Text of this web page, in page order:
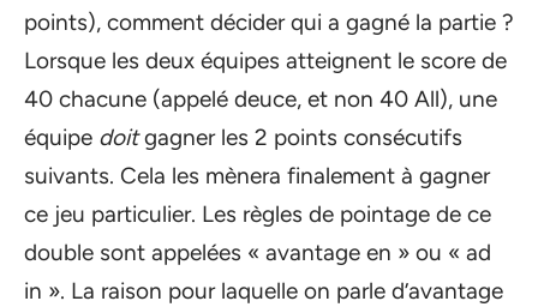
points), comment décider qui a gagné la partie ?
Lorsque les deux équipes atteignent le score de
40 chacune (appelé deuce, et non 40 All), une
équipe doitgagner les 2 points consécutifs
suivants. Cela les mènera finalement à gagner
ce jeu particulier. Les règles de pointage de ce
double sont appelées « avantage en » ou « ad
in ». La raison pour laquelle on parle d’avantage